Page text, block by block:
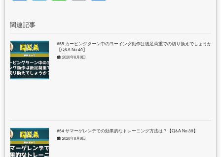
関連記事
#55 カービングターン中のヨーイング動作は後足荷重での切り換えでしょうか？
【Q&A No.40】
2020年8月9日
#54 サマーゲレンデでの効果的なトレーニング方法は？【Q&A No.39】
2020年8月9日